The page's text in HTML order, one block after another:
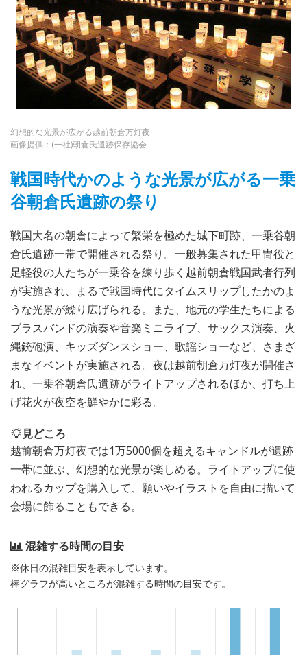
幻想的な光景が広がる越前朝倉万灯夜
画像提供：(一社)朝倉氏遺跡保存協会
戦国時代かのような光景が広がる一乗
谷朝倉氏遺跡の祭り
戦国大名の朝倉によって繁栄を極めた城下町跡、一乗谷朝
倉氏遺跡一帯で開催される祭り。一般募集された甲冑役と
足軽役の人たちが一乗谷を練り歩く越前朝倉戦国武者行列
が実施され、まるで戦国時代にタイムスリップしたかのよ
うな光景が繰り広げられる。また、地元の学生たちによる
ブラスバンドの演奏や音楽ミニライブ、サックス演奏、火
縄銃砲演、キッズダンスショー、歌謡ショーなど、さまざ
まなイベントが実施される。夜は越前朝倉万灯夜が開催さ
れ、一乗谷朝倉氏遺跡がライトアップされるほか、打ち上
げ花火が夜空を鮮やかに彩る。
見どころ
越前朝倉万灯夜では1万5000個を超えるキャンドルが遺跡
一帯に並ぶ、幻想的な光景が楽しめる。ライトアップに使
われるカップを購入して、願いやイラストを自由に描いて
会場に飾ることもできる。
混雑する時間の目安
※休日の混雑目安を表示しています。
棒グラフが高いところが混雑する時間の目安です。